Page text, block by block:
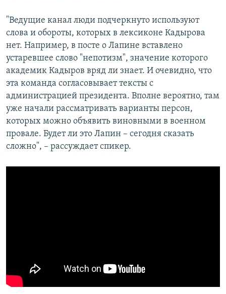
"Ведущие канал люди подчеркнуто используют
слова и обороты, которых в лексиконе Кадырова
нет. Например, в посте о Лапине вставлено
устаревшее слово "непотизм", значение которого
академик Кадыров вряд ли знает. И очевидно, что
эта команда согласовывает тексты с
администрацией президента. Вполне вероятно, там
уже начали рассматривать варианты персон,
которых можно объявить виновными в военном
провале. Будет ли это Лапин – сегодня сказать
сложно", – рассуждает спикер.